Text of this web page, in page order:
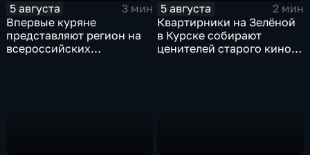
5 августа
3 мин
Впервые куряне
представляют регион на
всероссийских
5 августа
2 мин
Квартирники на Зелёной
в Курске собирают
ценителей старого кино